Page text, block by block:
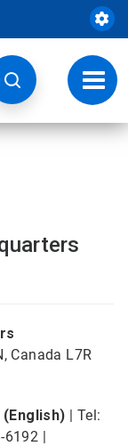
Canada L7R
| Tel:
6192 |